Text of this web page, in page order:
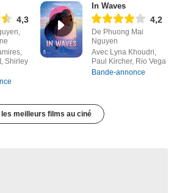
4,3
Shirley
In Waves
4,2
De Phuong Mai
Nguyen
Avec Lyna Khoudri,
Paul Kircher, Rio Vega
Bande-annonce
les meilleurs films au ciné